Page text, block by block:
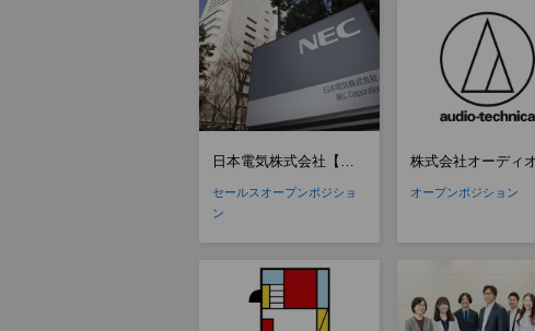
日本電気株式会社【ポ
ジションマッチ登録】
セールスオープンポジショ
ン
株式会社オーディ
クニカ【ポジション
ッチ登録】
オープンポジション